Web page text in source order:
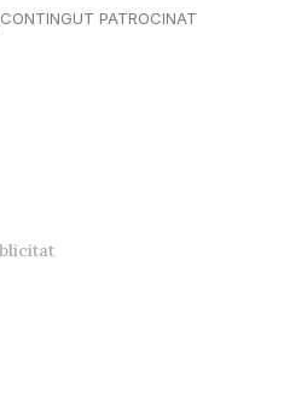
CONTINGUT PATROCINAT